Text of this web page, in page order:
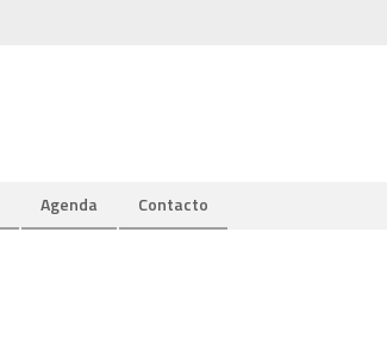
Agenda Contacto